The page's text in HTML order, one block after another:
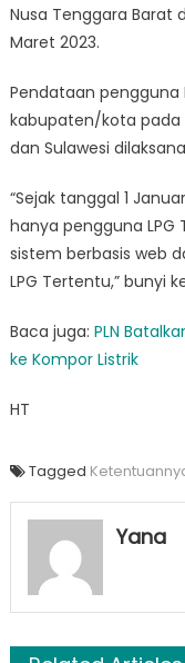
Nusa Tenggara Barat
Maret 2023.
Pendataan pengguna
kabupaten/kota pada
dan Sulawesi
“Sejak tanggal 1
hanya pengguna
sistem berbasis web
LPG Tertentu,” bunyi
Baca juga: PLN
ke Kompor Listrik
HT
Tagged
Yana